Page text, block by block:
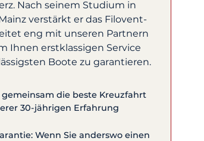
Nach seinem Studium in
verstärkt er das Filovent-
eng mit unseren Partnern
Ihnen erstklassigen Service
Boote zu garantieren.
die beste Kreuzfahrt
30-jährigen Erfahrung
Wenn Sie anderswo einen